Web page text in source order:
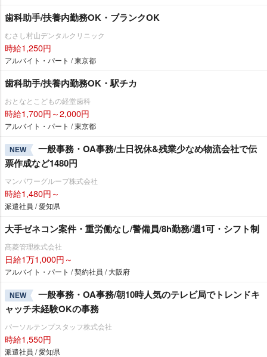
歯科助手/扶養内勤務OK・ブランクOK
むさし村山デンタルクリニック
時給1,250円
アルバイト・パート / 東京都
歯科助手/扶養内勤務OK・駅チカ
おとなとこどもの経堂歯科
時給1,700円～2,000円
アルバイト・パート / 東京都
NEW
一般事務・OA事務/土日祝休&残業少なめ物流会社で伝
票作成など1480円
マンパワーグループ株式会社
時給1,480円～
派遣社員 / 愛知県
大手ゼネコン案件・重労働なし/警備員/8h勤務/週1可・シフト制
髙菱管理株式会社
日給1万1,000円～
アルバイト・パート / 契約社員 / 大阪府
NEW
一般事務・OA事務/朝10時人気のテレビ局でトレンドキ
ャッチ未経験OKの事務
パーソルテンプスタッフ株式会社
時給1,550円
派遣社員 / 愛知県